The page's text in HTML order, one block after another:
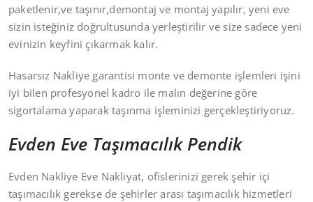
paketlenir,ve taşınır,demontaj ve montaj yapılır, yeni eve
sizin isteğiniz doğrultusunda yerleştirilir ve size sadece yeni
evinizin keyfini çıkarmak kalır.
Hasarsız Nakliye garantisi monte ve demonte işlemleri işini
iyi bilen profesyonel kadro ile malın değerine göre
sigortalama yaparak taşınma işleminizi gerçekleştiriyoruz.
Evden Eve Taşımacılık Pendik
Evden Nakliye Eve Nakliyat, ofislerinizi gerek şehir içi
taşımacılık gerekse de şehirler arası taşımacılık hizmetleri